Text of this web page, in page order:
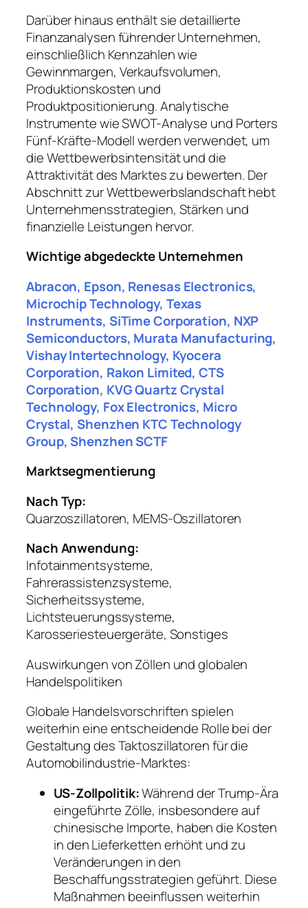
Darüber hinaus enthält sie detaillierte
Finanzanalysen führender Unternehmen,
einschließlich Kennzahlen wie
Gewinnmargen, Verkaufsvolumen,
Produktionskosten und
Produktpositionierung. Analytische
Instrumente wie SWOT-Analyse und Porters
Fünf-Kräfte-Modell werden verwendet, um
die Wettbewerbsintensität und die
Attraktivität des Marktes zu bewerten. Der
Abschnitt zur Wettbewerbslandschaft hebt
Unternehmensstrategien, Stärken und
finanzielle Leistungen hervor.
Wichtige abgedeckte Unternehmen
Abracon, Epson, Renesas Electronics,
Microchip Technology, Texas
Instruments, SiTime Corporation, NXP
Semiconductors, Murata Manufacturing,
Vishay Intertechnology, Kyocera
Corporation, Rakon Limited, CTS
Corporation, KVG Quartz Crystal
Technology, Fox Electronics, Micro
Crystal, Shenzhen KTC Technology
Group, Shenzhen SCTF
Marktsegmentierung
Nach Typ:
Quarzoszillatoren, MEMS-Oszillatoren
Nach Anwendung:
Infotainmentsysteme,
Fahrerassistenzsysteme,
Sicherheitssysteme,
Lichtsteuerungssysteme,
Karosseriesteuergeräte, Sonstiges
Auswirkungen von Zöllen und globalen
Handelspolitiken
Globale Handelsvorschriften spielen
weiterhin eine entscheidende Rolle bei der
Gestaltung des Taktoszillatoren für die
Automobilindustrie-Marktes:
US-Zollpolitik:Während der Trump-Ära
eingeführte Zölle, insbesondere auf
chinesische Importe, haben die Kosten
in den Lieferketten erhöht und zu
Veränderungen in den
Beschaffungsstrategien geführt. Diese
Maßnahmen beeinflussen weiterhin